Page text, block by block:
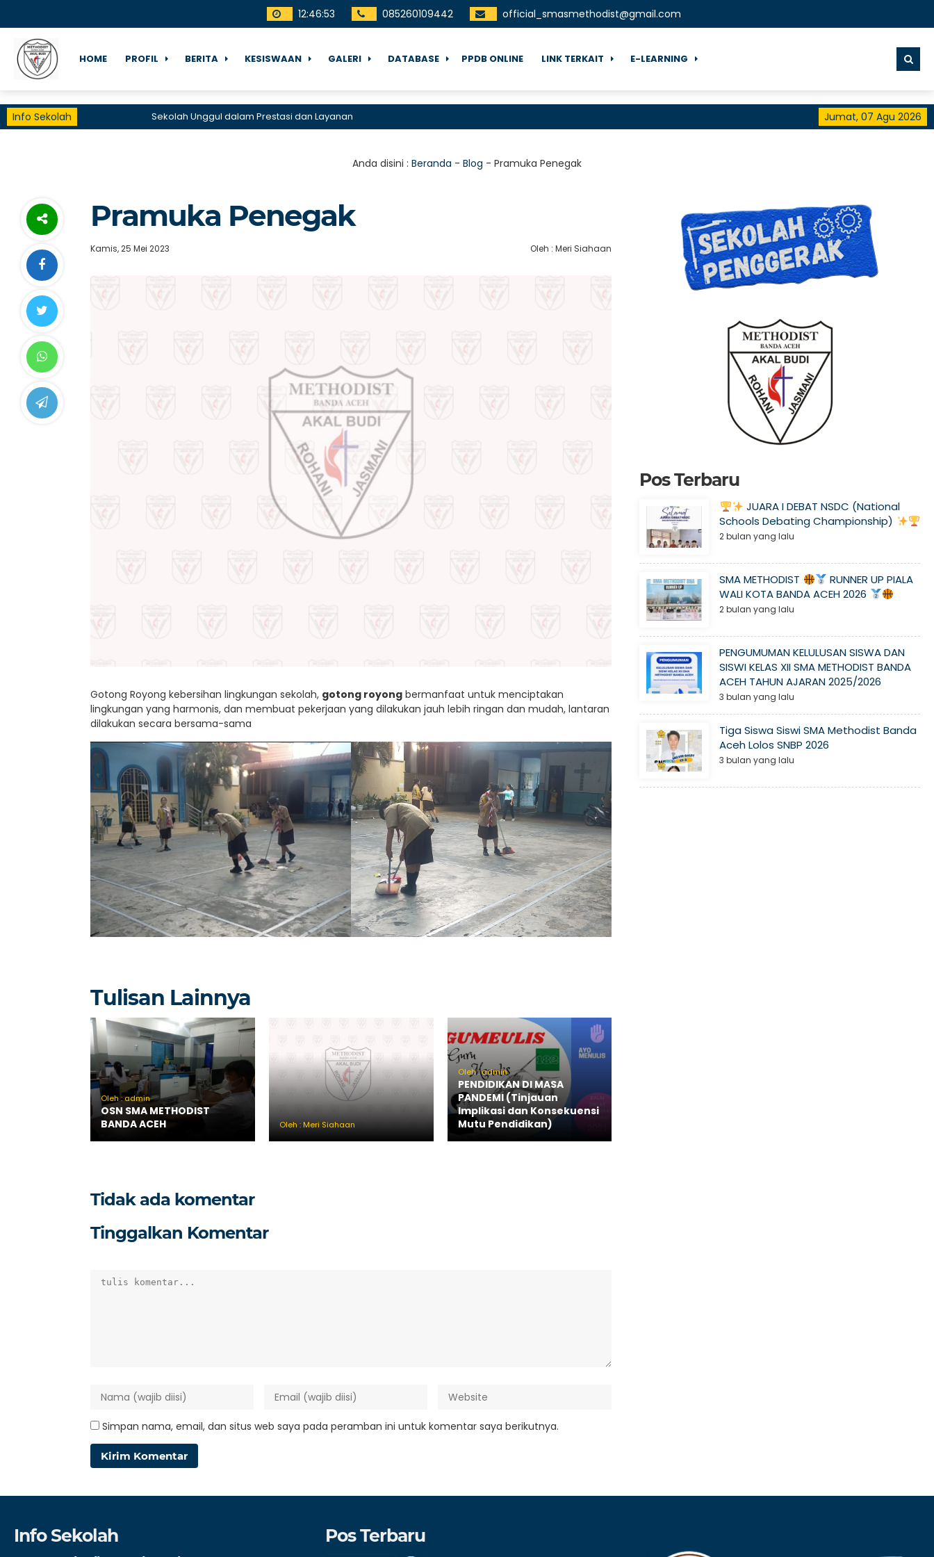
12:46:53 085260109442 official_smasmethodist@gmail.com
HOME PROFIL BERITA KESISWAAN GALERI DATABASE PPDB ONLINE LINK TERKAIT E-LEARNING
Info Sekolah Jumat, 07 Agu 2026
Sekolah Unggul dalam Prestasi dan Layanan
Anda disini : Beranda - Blog - Pramuka Penegak
Pramuka Penegak
Kamis, 25 Mei 2023 Oleh : Meri Siahaan
Gotong Royong kebersihan lingkungan sekolah, gotong royong bermanfaat untuk menciptakan
lingkungan yang harmonis, dan membuat pekerjaan yang dilakukan jauh lebih ringan dan mudah, lantaran
dilakukan secara bersama-sama
Tulisan Lainnya
Oleh : admin
OSN SMA METHODIST
BANDA ACEH
Oleh : Meri Siahaan
Oleh : admin
PENDIDIKAN DI MASA
PANDEMI (Tinjauan
Implikasi dan Konsekuensi
Mutu Pendidikan)
Tidak ada komentar
Tinggalkan Komentar
Simpan nama, email, dan situs web saya pada peramban ini untuk komentar saya berikutnya.
Pos Terbaru
JUARA I DEBAT NSDC (National
Schools Debating Championship)
2 bulan yang lalu
SMA METHODIST
RUNNER UP PIALA
WALI KOTA BANDA ACEH 2026
2 bulan yang lalu
PENGUMUMAN KELULUSAN SISWA DAN
SISWI KELAS XII SMA METHODIST BANDA
ACEH TAHUN AJARAN 2025/2026
3 bulan yang lalu
Tiga Siswa Siswi SMA Methodist Banda
Aceh Lolos SNBP 2026
3 bulan yang lalu
Info Sekolah Pos Terbaru